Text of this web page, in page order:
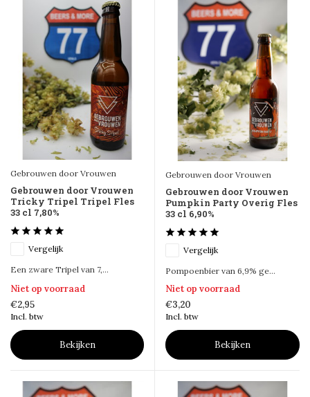
Gebrouwen door Vrouwen
Gebrouwen door Vrouwen
Tricky Tripel Tripel Fles
33 cl 7,80%
Vergelijk
Een zware Tripel van 7,...
Niet op voorraad
€2,95
Incl. btw
Bekijken
Gebrouwen door Vrouwen
Gebrouwen door Vrouwen
Pumpkin Party Overig Fles
33 cl 6,90%
Vergelijk
Pompoenbier van 6,9% ge...
Niet op voorraad
€3,20
Incl. btw
Bekijken